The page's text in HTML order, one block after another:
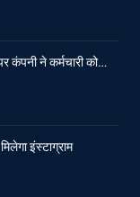
कंपनी ने कर्मचारी को…
इंस्टाग्राम